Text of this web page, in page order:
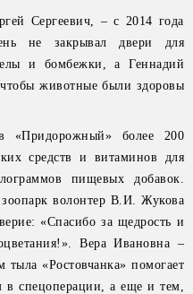
Сергеевич, – с 2014 года
не закрывал двери для
и бомбежки, а Геннадий
животные были здоровы
«Придорожный» более 200
средств и витаминов для
пищевых добавок.
волонтер В.И. Жукова
«Спасибо за щедрость и
Вера Ивановна –
тыла «Ростовчанка» помогает
в спецоперации, а еще и тем,